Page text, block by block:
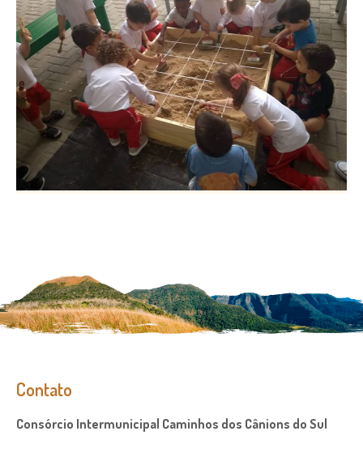
Contato
Consórcio Intermunicipal Caminhos dos Cânions do Sul